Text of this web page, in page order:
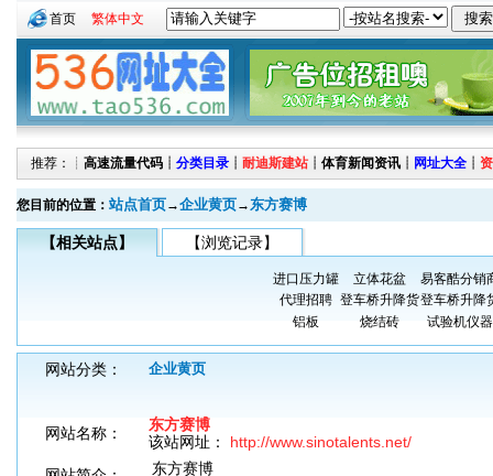
首页 繁体中文
推荐：┊ 高速流量代码 ┊ 分类目录 ┊ 耐迪斯建站 ┊ 体育新闻资讯 ┊ 网址大全 ┊
您目前的位置： 站点首页→企业黄页→东方赛博
【相关站点】 【浏览记录】
进口压力罐 立体花盆
易客酷分销
代理招聘 登车桥升降货登车桥升降
铝板
烧结砖 试验机仪
网站分类： 企业黄页
网站名称：
东方赛博
该站网址： http://www.sinotalents.net/
东方赛博